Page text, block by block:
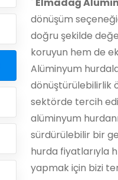
dönüşüm
doğru şekilde
koruyun hem de
Alüminyum
dönüştürülebilirlik
sektörde tercih
alüminyum
sürdürülebilir bir
hurda fiyatlarıyla
yapmak için bizi